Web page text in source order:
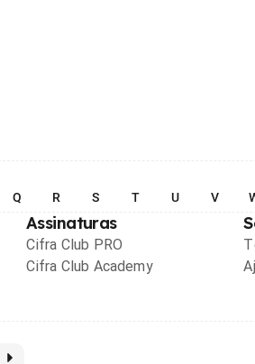
Q R S T U V
Assinaturas
Cifra Club PRO
Cifra Club Academy